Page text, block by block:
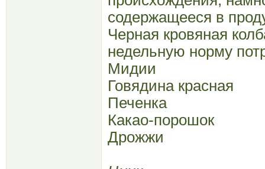
содержащееся в
Черная кровяная
недельную норму
Мидии
Говядина красная
Печенка
Какао-порошок
Дрожжи